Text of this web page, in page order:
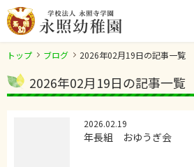
トップ ブログ 2026年02月19日の記事一覧
2026年02月19日の記事一覧
2026.02.19
年長組 おゆうぎ会